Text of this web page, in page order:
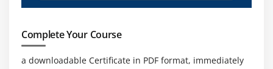
Complete Your Course
a downloadable Certificate in PDF format, immediately